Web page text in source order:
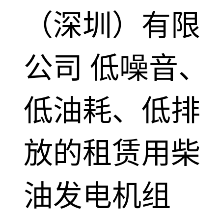
（深圳）有限
公司 低噪音、
低油耗、低排
放的租赁用柴
油发电机组